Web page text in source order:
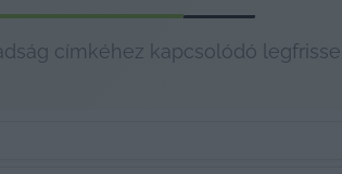
címkéhez kapcsolódó